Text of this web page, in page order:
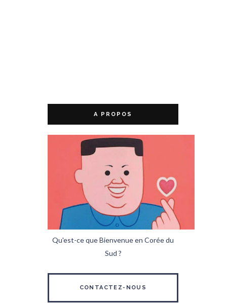
A PROPOS
Qu'est-ce que Bienvenue en Corée du
Sud ?
CONTACTEZ-NOUS